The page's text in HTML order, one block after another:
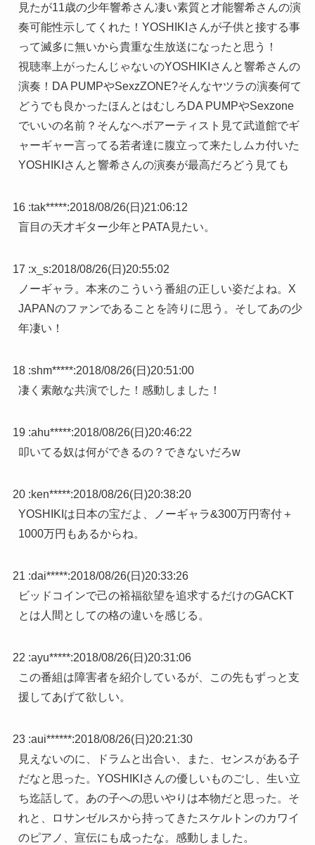
見たが11歳の少年響希さん凄い素質と才能響希さんの演
奏可能性示してくれた！YOSHIKIさんが子供と接する事
って滅多に無いから貴重な生放送になったと思う！
視聴率上がったんじゃないのYOSHIKIさんと響希さんの
演奏！DA PUMPやSexzZONE?そんなヤツラの演奏何て
どうでも良かったほんとはむしろDA PUMPやSexzone
でいいの名前？そんなヘボアーティスト見て武道館でギ
ャーギャー言ってる若者達に腹立って来たしムカ付いた
YOSHIKIさんと響希さんの演奏が最高だろどう見ても
16 :tak*****:2018/08/26(日)21:06:12
盲目の天才ギター少年とPATA見たい。
17 :x_s:2018/08/26(日)20:55:02
ノーギャラ。本来のこういう番組の正しい姿だよね。X
JAPANのファンであることを誇りに思う。そしてあの少
年凄い！
18 :shm*****:2018/08/26(日)20:51:00
凄く素敵な共演でした！感動しました！
19 :ahu*****:2018/08/26(日)20:46:22
叩いてる奴は何ができるの？できないだろw
20 :ken*****:2018/08/26(日)20:38:20
YOSHIKIは日本の宝だよ、ノーギャラ&300万円寄付＋
1000万円もあるからね。
21 :dai*****:2018/08/26(日)20:33:26
ビッドコインで己の裕福欲望を追求するだけのGACKT
とは人間としての格の違いを感じる。
22 :ayu*****:2018/08/26(日)20:31:06
この番組は障害者を紹介しているが、この先もずっと支
援してあげて欲しい。
23 :aui******:2018/08/26(日)20:21:30
見えないのに、ドラムと出合い、また、センスがある子
だなと思った。YOSHIKIさんの優しいものごし、生い立
ち迄話して。あの子への思いやりは本物だと思った。そ
れと、ロサンゼルスから持ってきたスケルトンのカワイ
のピアノ、宣伝にも成ったな。感動しました。